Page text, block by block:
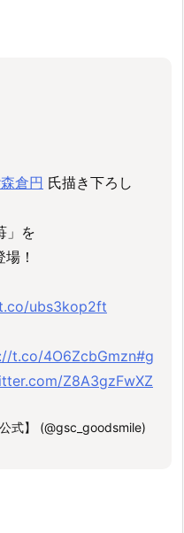
倉円 氏描き下ろし
」を
！
ubs3kop2ft
t.co/4O6ZcbGmzn#g
Z8A3gzFwXZ
式】 (@gsc_goodsmile)